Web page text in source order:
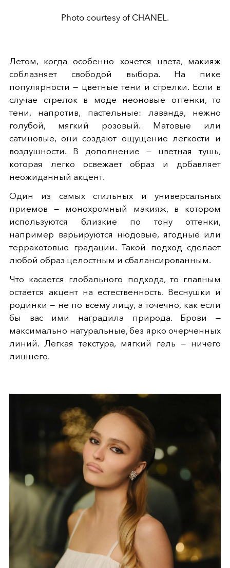
Photo courtesy of CHANEL.
Летом, когда особенно хочется цвета, макияж
соблазняет свободой выбора. На пике
популярности — цветные тени и стрелки. Если в
случае стрелок в моде неоновые оттенки, то
тени, напротив, пастельные: лаванда, нежно
голубой, мягкий розовый. Матовые или
сатиновые, они создают ощущение легкости и
воздушности. В дополнение — цветная тушь,
которая легко освежает образ и добавляет
неожиданный акцент.
Один из самых стильных и универсальных
приемов — монохромный макияж, в котором
используются близкие по тону оттенки,
например варьируются нюдовые, ягодные или
терракотовые градации. Такой подход сделает
любой образ целостным и сбалансированным.
Что касается глобального подхода, то главным
остается акцент на естественность. Веснушки и
родинки — не по всему лицу, а точечно, как если
бы вас ими наградила природа. Брови —
максимально натуральные, без ярко очерченных
линий. Легкая текстура, мягкий гель — ничего
лишнего.